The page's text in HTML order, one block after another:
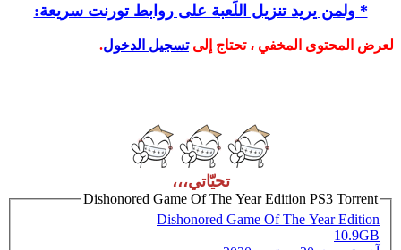
* ولمن يريد تنزيل اللِّعبة على روابط تورنت سريعة:
لعرض المحتوى المخفي ، تحتاج إلىتسجيل الدخول.
تحيّاتي،،،
Dishonored Game Of The Year Edition PS3 Torrent
Dishonored Game Of The Year Edition
10.9GB